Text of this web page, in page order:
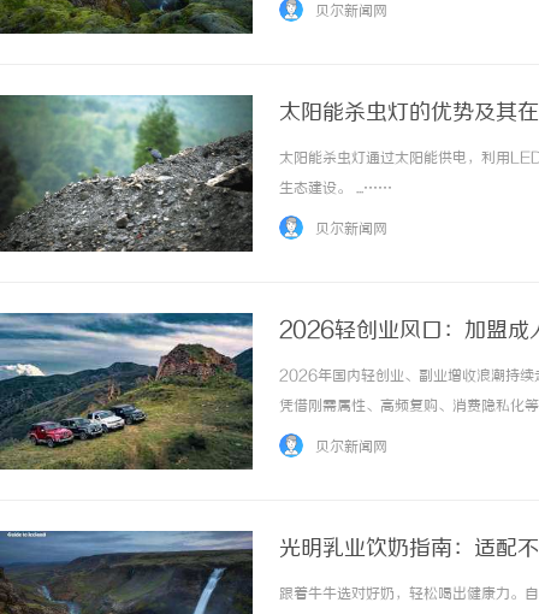
贝尔新闻网
太阳能杀虫灯的优势及其
太阳能杀虫灯通过太阳能供电，利用
生态建设。 ...……
贝尔新闻网
2026轻创业风口：加盟成
指南
2026年国内轻创业、副业增收浪潮持续
凭借刚需属性、高频复购、消费隐私化
饮、服饰、生鲜等内卷严重、房租人力
贝尔新闻网
光明乳业饮奶指南：适配
跟着牛牛选对好奶，轻松喝出健康力。